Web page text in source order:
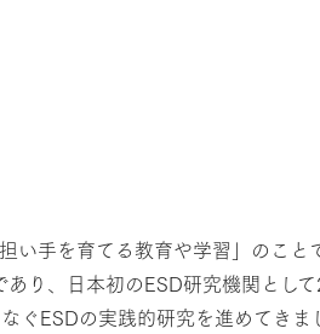
手を育てる教育や学習」のこと
り、日本初のESD研究機関とし
ESDの実践的研究を進めてきま